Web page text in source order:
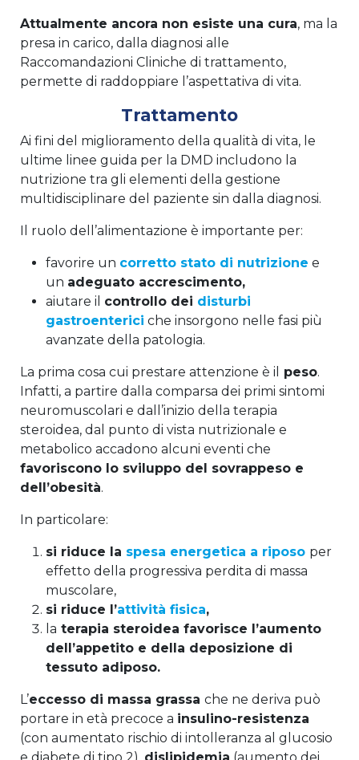
Attualmente ancora non esiste una cura, ma la
presa in carico, dalla diagnosi alle
Raccomandazioni Cliniche di trattamento,
permette di raddoppiare l’aspettativa di vita.
Trattamento
Ai fini del miglioramento della qualità di vita, le
ultime linee guida per la DMD includono la
nutrizione tra gli elementi della gestione
multidisciplinare del paziente sin dalla diagnosi.
Il ruolo dell’alimentazione è importante per:
favorire un corretto stato di nutrizione e
un adeguato accrescimento,
aiutare il controllo dei disturbi
gastroenterici che insorgono nelle fasi più
avanzate della patologia.
La prima cosa cui prestare attenzione è il peso.
Infatti, a partire dalla comparsa dei primi sintomi
neuromuscolari e dall’inizio della terapia
steroidea, dal punto di vista nutrizionale e
metabolico accadono alcuni eventi che
favoriscono lo sviluppo del sovrappeso e
dell’obesità.
In particolare:
si riduce la spesa energetica a riposo per
effetto della progressiva perdita di massa
muscolare,
si riduce l’attività fisica,
la terapia steroidea favorisce l’aumento
dell’appetito e della deposizione di
tessuto adiposo.
L’eccesso di massa grassa che ne deriva può
portare in età precoce a insulino-resistenza
(con aumentato rischio di intolleranza al glucosio
e diabete di tipo 2), dislipidemia (aumento dei